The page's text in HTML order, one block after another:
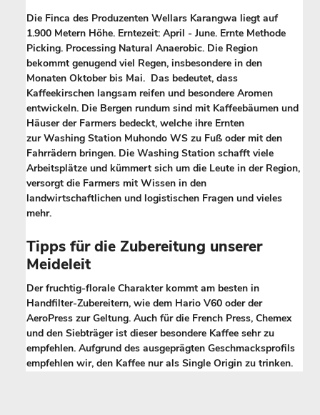
Die Finca des Produzenten Wellars Karangwa liegt auf
1.900 Metern Höhe. Erntezeit: April - June. Ernte Methode
Picking. Processing Natural Anaerobic. Die Region
bekommt genugend viel Regen, insbesondere in den
Monaten Oktober bis Mai. Das bedeutet, dass
Kaffeekirschen langsam reifen und besondere Aromen
entwickeln. Die Bergen rundum sind mit Kaffeebäumen und
Häuser der Farmers bedeckt, welche ihre Ernten
zur Washing Station Muhondo WS zu Fuß oder mit den
Fahrrädern bringen. Die Washing Station schafft viele
Arbeitsplätze und kümmert sich um die Leute in der Region,
versorgt die Farmers mit Wissen in den
landwirtschaftlichen und logistischen Fragen und vieles
mehr.
Tipps für die Zubereitung unserer
Meideleit
Der fruchtig-florale Charakter kommt am besten in
Handfilter-Zubereitern, wie dem Hario V60 oder der
AeroPress zur Geltung. Auch für die French Press, Chemex
und den Siebträger ist dieser besondere Kaffee sehr zu
empfehlen. Aufgrund des ausgeprägten Geschmacksprofils
empfehlen wir, den Kaffee nur als Single Origin zu trinken.